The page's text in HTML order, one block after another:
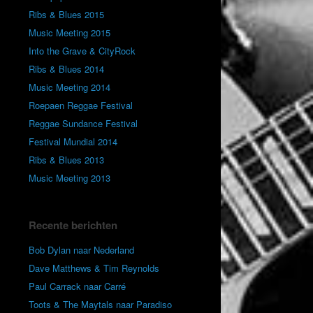
Ribs & Blues 2015
Music Meeting 2015
Into the Grave & CityRock
Ribs & Blues 2014
Music Meeting 2014
Roepaen Reggae Festival
Reggae Sundance Festival
Festival Mundial 2014
Ribs & Blues 2013
Music Meeting 2013
Recente berichten
Bob Dylan naar Nederland
Dave Matthews & Tim Reynolds
Paul Carrack naar Carré
Toots & The Maytals naar Paradiso